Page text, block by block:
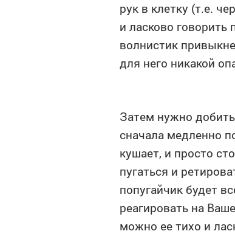
рук в клетку (т.е.
и ласково говорить
волнистик
для него никакой
Затем нужно
сначала медленно
кушает, и просто
пугаться и
попугайчик будет
реагировать на
можно ее тихо и